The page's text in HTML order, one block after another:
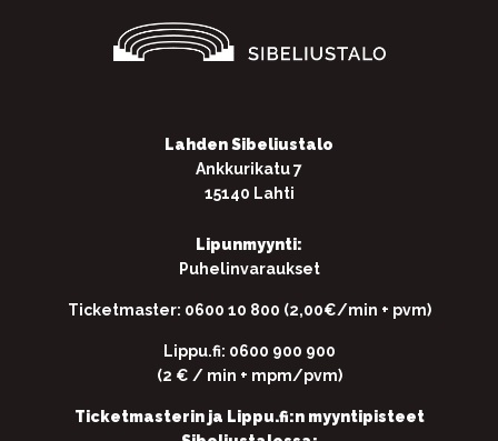
Lahden Sibeliustalo
Ankkurikatu 7
15140 Lahti
Lipunmyynti:
Puhelinvaraukset
Ticketmaster: 0600 10 800 (2,00€/min + pvm)
Lippu.fi: 0600 900 900
(2 € / min + mpm/pvm)
Ticketmasterin ja Lippu.fi:n myyntipisteet